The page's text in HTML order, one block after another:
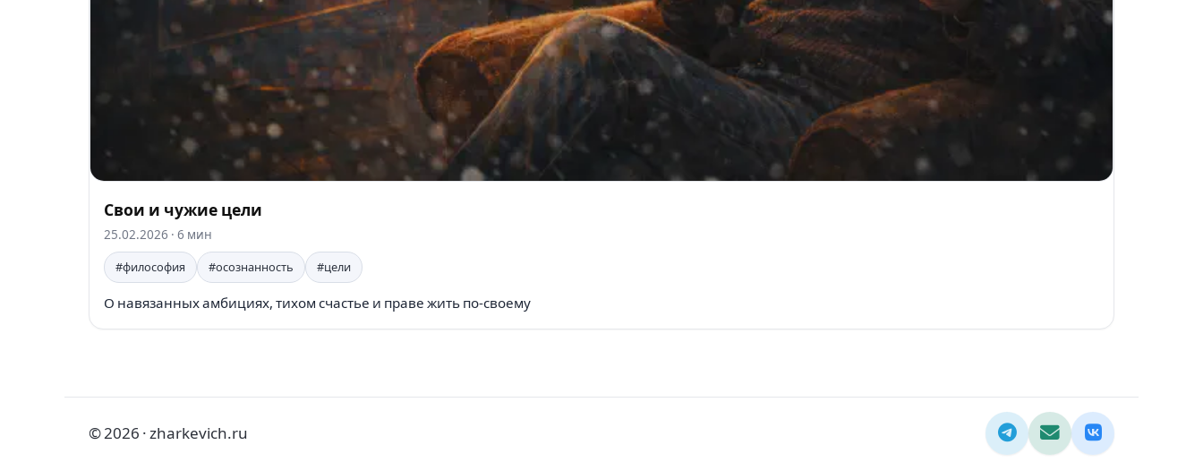
Свои и чужие цели
25.02.2026 · 6 мин
#философия
#осознанность #цели
О навязанных амбициях, тихом счастье и праве жить по-своему
© 2026 · zharkevich.ru
Telegram
EmailВКонтакте